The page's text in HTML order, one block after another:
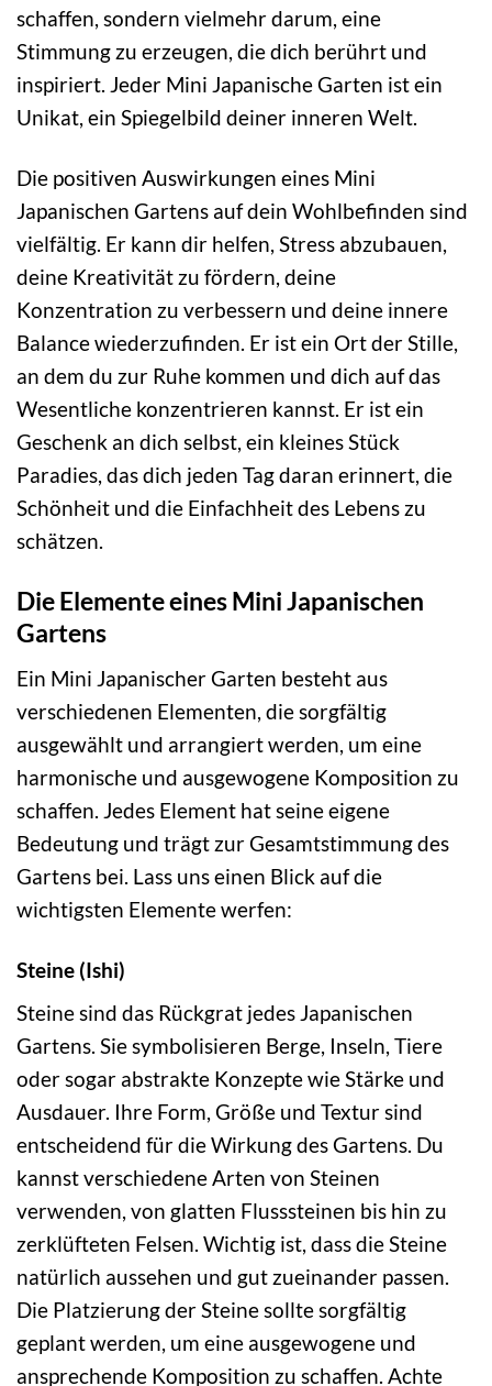
schaffen, sondern vielmehr darum, eine
Stimmung zu erzeugen, die dich berührt und
inspiriert. Jeder Mini Japanische Garten ist ein
Unikat, ein Spiegelbild deiner inneren Welt.
Die positiven Auswirkungen eines Mini
Japanischen Gartens auf dein Wohlbefinden sind
vielfältig. Er kann dir helfen, Stress abzubauen,
deine Kreativität zu fördern, deine
Konzentration zu verbessern und deine innere
Balance wiederzufinden. Er ist ein Ort der Stille,
an dem du zur Ruhe kommen und dich auf das
Wesentliche konzentrieren kannst. Er ist ein
Geschenk an dich selbst, ein kleines Stück
Paradies, das dich jeden Tag daran erinnert, die
Schönheit und die Einfachheit des Lebens zu
schätzen.
Die Elemente eines Mini Japanischen
Gartens
Ein Mini Japanischer Garten besteht aus
verschiedenen Elementen, die sorgfältig
ausgewählt und arrangiert werden, um eine
harmonische und ausgewogene Komposition zu
schaffen. Jedes Element hat seine eigene
Bedeutung und trägt zur Gesamtstimmung des
Gartens bei. Lass uns einen Blick auf die
wichtigsten Elemente werfen:
Steine (Ishi)
Steine sind das Rückgrat jedes Japanischen
Gartens. Sie symbolisieren Berge, Inseln, Tiere
oder sogar abstrakte Konzepte wie Stärke und
Ausdauer. Ihre Form, Größe und Textur sind
entscheidend für die Wirkung des Gartens. Du
kannst verschiedene Arten von Steinen
verwenden, von glatten Flusssteinen bis hin zu
zerklüfteten Felsen. Wichtig ist, dass die Steine
natürlich aussehen und gut zueinander passen.
Die Platzierung der Steine sollte sorgfältig
geplant werden, um eine ausgewogene und
ansprechende Komposition zu schaffen. Achte